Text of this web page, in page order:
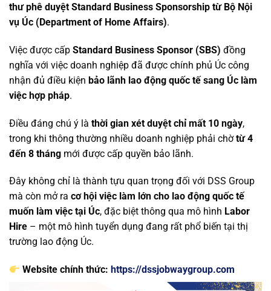
thư phê duyệt Standard Business Sponsorship từ Bộ Nội
vụ Úc (Department of Home Affairs).
Việc được cấp Standard Business Sponsor (SBS) đồng
nghĩa với việc doanh nghiệp đã được chính phủ Úc công
nhận đủ điều kiện bảo lãnh lao động quốc tế sang Úc làm
việc hợp pháp.
Điều đáng chú ý là thời gian xét duyệt chỉ mất 10 ngày,
trong khi thông thường nhiều doanh nghiệp phải chờtừ 4
đến 8 tháng mới được cấp quyền bảo lãnh.
Đây không chỉ là thành tựu quan trọng đối với DSS Group
mà còn mở ra cơ hội việc làm lớn cho lao động quốc tế
muốn làm việc tại Úc, đặc biệt thông qua mô hình Labor
Hire – một mô hình tuyển dụng đang rất phổ biến tại thị
trường lao động Úc.
Website chính thức: https://dssjobwaygroup.com